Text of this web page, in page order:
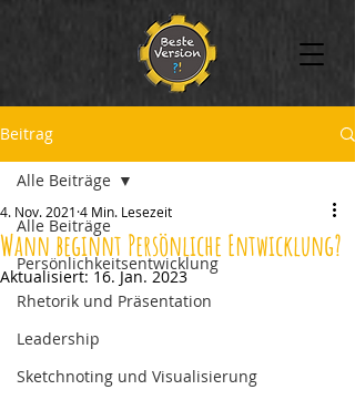
Beitrag
Alle Beiträge
Persönlichkeitsentwicklung
Rhetorik und Präsentation
Leadership
Sketchnoting und Visualisierung
Alle Beiträge
Wann beginnt Persönliche Entwicklung?
4. Nov. 2021 4 Min. Lesezeit
Aktualisiert:16. Jan. 2023